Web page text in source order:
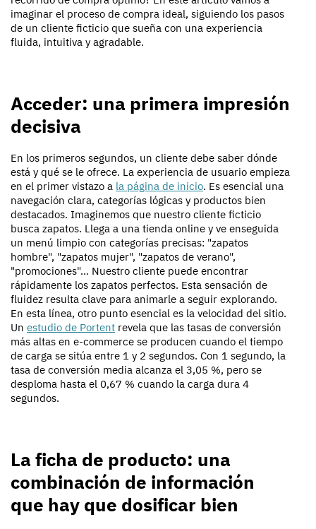
imaginar el proceso de compra ideal, siguiendo los pasos
de un cliente ficticio que sueña con una experiencia
fluida, intuitiva y agradable.
Acceder: una primera impresión
decisiva
En los primeros segundos, un cliente debe saber dónde
está y qué se le ofrece. La experiencia de usuario empieza
en el primer vistazo a la página de inicio. Es esencial una
navegación clara, categorías lógicas y productos bien
destacados. Imaginemos que nuestro cliente ficticio
busca zapatos. Llega a una tienda online y ve enseguida
un menú limpio con categorías precisas: "zapatos
hombre", "zapatos mujer", "zapatos de verano",
"promociones"… Nuestro cliente puede encontrar
rápidamente los zapatos perfectos. Esta sensación de
fluidez resulta clave para animarle a seguir explorando.
En esta línea, otro punto esencial es la velocidad del sitio.
Un estudio de Portent revela que las tasas de conversión
más altas en e-commerce se producen cuando el tiempo
de carga se sitúa entre 1 y 2 segundos. Con 1 segundo, la
tasa de conversión media alcanza el 3,05 %, pero se
desploma hasta el 0,67 % cuando la carga dura 4
segundos.
La ficha de producto: una
combinación de información
que hay que dosificar bien